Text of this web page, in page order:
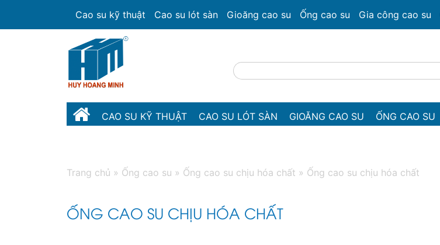
Cao su kỹ thuật Cao su lót sàn Gioăng cao su Ống cao su Gia công cao su
CAO SU KỸ THUẬT CAO SU LÓT SÀN GIOĂNG CAO SU ỐNG CAO SU
Trang chủ » Ống cao su » Ống cao su chịu hóa chất » Ống cao su chịu hóa chất
ỐNG CAO SU CHỊU HÓA CHẤT